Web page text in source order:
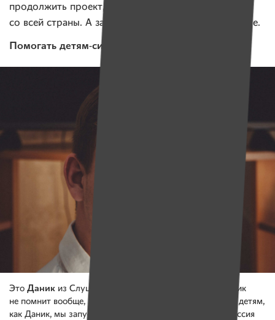
продолжить проект, и обучить еще 20 гинекологов
со всей страны. А затем — расширять проект дальше.
Помогать детям-сиротам получить образование
Это Даник из Слуцка. Ему 16 лет. Он сирота. Отца Даник
не помнит вообще, мама — пила. Чтобы помогать таким детям,
как Даник, мы запустили новый проект «Будущая профессия